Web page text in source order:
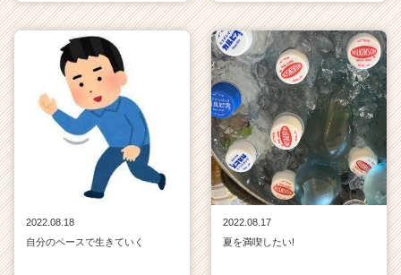
2022.08.18
自分のペースで生きていく
2022.08.17
夏を満喫したい!